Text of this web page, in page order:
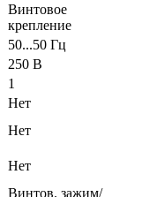
Винтовое
крепление
50...50 Гц
250 В
1
Нет
Нет
Нет
Винтов. зажим/